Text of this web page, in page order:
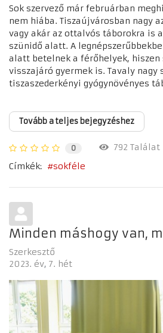
Sok szervező már februárban
nem hiába. Tiszaújvárosban nagy
vagy akár az ottalvós táborokra is
szünidő alatt. A
alatt betelnek a férőhelyek, hiszen
visszajáró gyermek is. Tavaly nagy
tiszaszederkényi gyógynövényes
Tovább a teljes bejegyzéshez
0
792 Találat
Címkék:
sokféle
Minden máshogy van,
Szerkesztő
2023. év 7. hét